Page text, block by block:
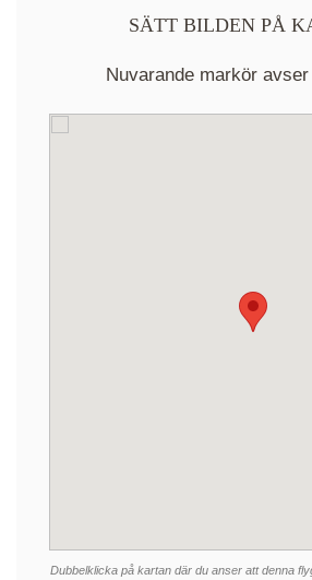
SÄTT BILDEN PÅ
Nuvarande markör
Dubbelklicka på kartan där du anser att denna